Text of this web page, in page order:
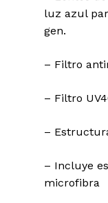
luz azul
gen.
– Filtro
– Filtro
–
– Incluye
microfibra